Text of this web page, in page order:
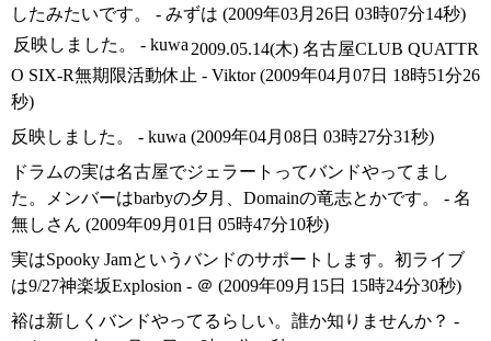
したみたいです。 - みずは (2009年03月26日 03時07分14秒)
反映しました。 - kuwa 2009.05.14(木) 名古屋CLUB QUATTR
O SIX-R無期限活動休止 - Viktor (2009年04月07日 18時51分26
秒)
反映しました。 - kuwa (2009年04月08日 03時27分31秒)
ドラムの実は名古屋でジェラートってバンドやってまし
た。メンバーはbarbyの夕月、Domainの竜志とかです。 - 名
無しさん (2009年09月01日 05時47分10秒)
実はSpooky Jamというバンドのサポートします。初ライブ
は9/27神楽坂Explosion - ＠ (2009年09月15日 15時24分30秒)
裕は新しくバンドやってるらしい。誰か知りませんか？ -